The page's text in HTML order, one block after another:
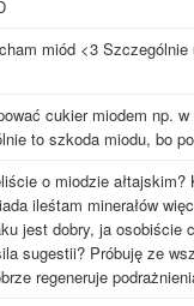
miód <3
cukier miodem np.
to szkoda miodu, bo
o miodzie
ileśtam minerałów
jest dobry, ja osobiście
sugestii? Próbuję ze
regeneruje